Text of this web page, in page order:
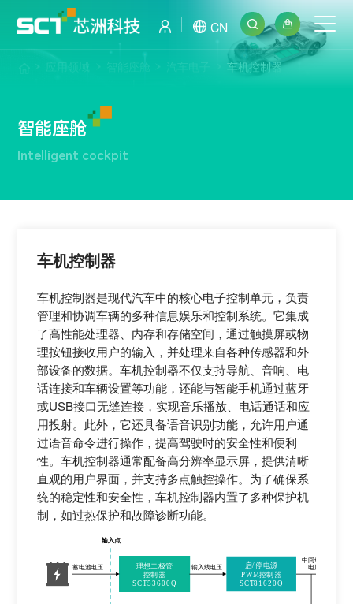
CN
应用领域 智能座舱 汽车电子 车机控制器
智能座舱
Intelligent cockpit
车机控制器
车机控制器是现代汽车中的核心电子控制单元，负责
管理和协调车辆的多种信息娱乐和控制系统。它集成
了高性能处理器、内存和存储空间，通过触摸屏或物
理按钮接收用户的输入，并处理来自各种传感器和外
部设备的数据。车机控制器不仅支持导航、音响、电
话连接和车辆设置等功能，还能与智能手机通过蓝牙
或USB接口无缝连接，实现音乐播放、电话通话和应
用投射。此外，它还具备语音识别功能，允许用户通
过语音命令进行操作，提高驾驶时的安全性和便利
性。车机控制器通常配备高分辨率显示屏，提供清晰
直观的用户界面，并支持多点触控操作。为了确保系
统的稳定性和安全性，车机控制器内置了多种保护机
制，如过热保护和故障诊断功能。
理想二极管
控制器
SCT53600Q
启/停 电源
PWM 控制器
SCT81620Q
蓄 电池电压 输入线电压
中
输入点